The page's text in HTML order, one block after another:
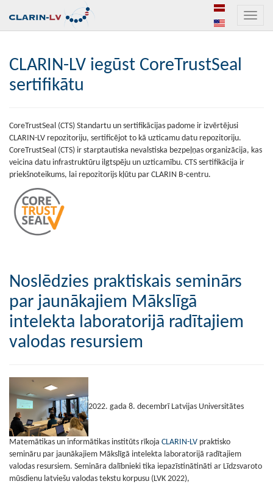
Toggle
CLARIN-LV iegūst CoreTrustSeal
sertifikātu
CoreTrustSeal (CTS) Standartu un sertifikācijas padome ir izvērtējusi
CLARIN-LV repozitoriju, sertificējot to kā uzticamu datu repozitoriju.
CoreTrustSeal (CTS) ir starptautiska nevalstiska bezpeļņas organizācija, kas
veicina datu infrastruktūru ilgtspēju un uzticamību. CTS sertifikācija ir
priekšnoteikums, lai repozitorijs kļūtu par CLARIN B-centru.
Noslēdzies praktiskais seminārs
par jaunākajiem Mākslīgā
intelekta laboratorijā radītajiem
valodas resursiem
2022. gada 8. decembrī Latvijas Universitātes
Matemātikas un informātikas institūts rīkoja CLARIN-LV praktisko
semināru par jaunākajiem Mākslīgā intelekta laboratorijā radītajiem
valodas resursiem. Semināra dalībnieki tika iepazīstinātināti ar Līdzsvaroto
mūsdienu latviešu valodas tekstu korpusu (LVK 2022),